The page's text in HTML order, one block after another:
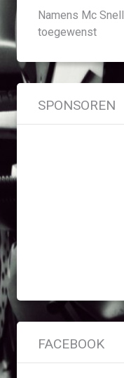
Namens Mc
toegewenst
SPONSOREN
FACEBOOK